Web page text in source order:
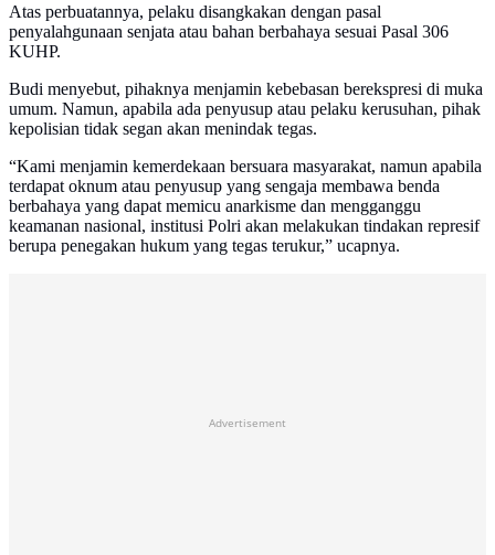
Atas perbuatannya, pelaku disangkakan dengan pasal
penyalahgunaan senjata atau bahan berbahaya sesuai Pasal 306
KUHP.
Budi menyebut, pihaknya menjamin kebebasan berekspresi di muka
umum. Namun, apabila ada penyusup atau pelaku kerusuhan, pihak
kepolisian tidak segan akan menindak tegas.
“Kami menjamin kemerdekaan bersuara masyarakat, namun apabila
terdapat oknum atau penyusup yang sengaja membawa benda
berbahaya yang dapat memicu anarkisme dan mengganggu
keamanan nasional, institusi Polri akan melakukan tindakan represif
berupa penegakan hukum yang tegas terukur,” ucapnya.
Advertisement